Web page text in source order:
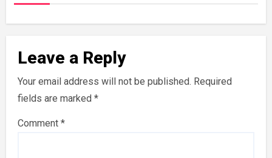
Leave a Reply
Your email address will not be published. Required
fields are marked*
Comment*